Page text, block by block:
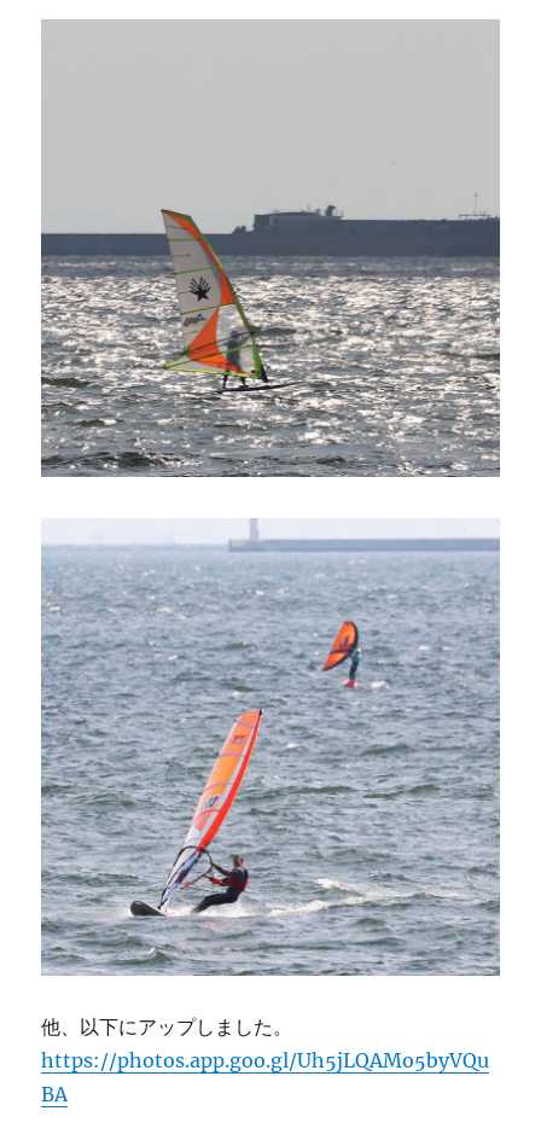
他、以下にアップしました。
https://photos.app.goo.gl/Uh5jLQAMo5byVQu
BA